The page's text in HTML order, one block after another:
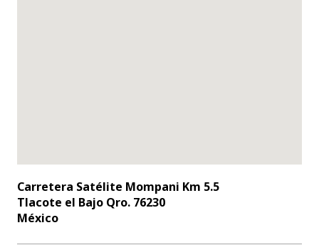
Carretera Satélite Mompani Km 5.5
Tlacote el Bajo Qro. 76230
México